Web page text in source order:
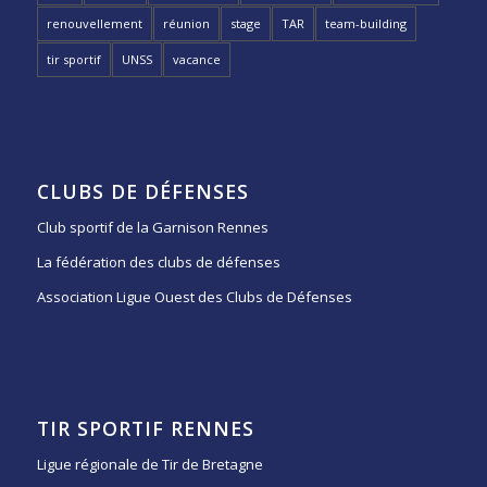
renouvellement réunion stage TAR team-building
tir sportif UNSS vacance
CLUBS DE DÉFENSES
Club sportif de la Garnison Rennes
La fédération des clubs de défenses
Association Ligue Ouest des Clubs de Défenses
TIR SPORTIF RENNES
Ligue régionale de Tir de Bretagne